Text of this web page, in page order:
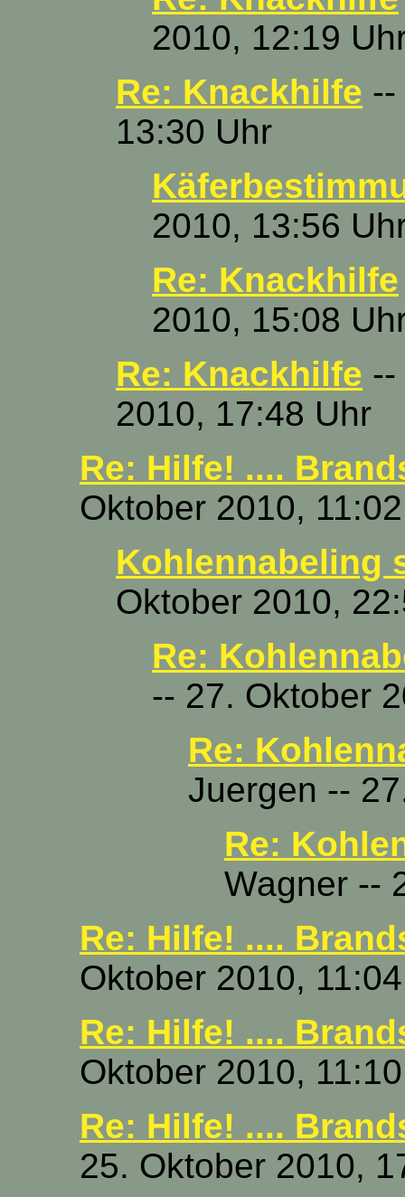
2010, 12:19
Re: Knackhilfe --
13:30 Uhr
2010, 13:56
Re: Knackhilfe
2010, 15:08
Re: Knackhilfe --
2010, 17:48 Uhr
Re: Hilfe! ....
Oktober 2010,
Kohlennabeling
Oktober 2010,
Re:
-- 27. Oktober
Re:
Juergen --
Re:
Wagner --
Re: Hilfe! ....
Oktober 2010,
Re: Hilfe! ....
Oktober 2010,
Re: Hilfe! ....
25. Oktober 2010,